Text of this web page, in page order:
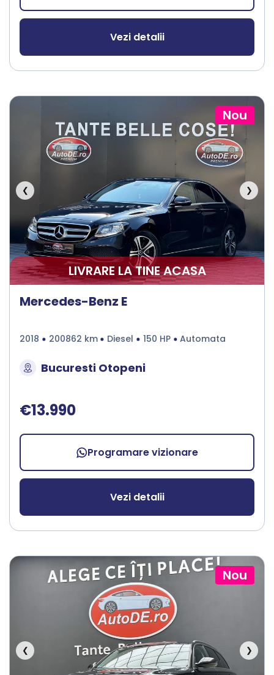
Vezi detalii
Nou
❮ ❯
LIVRARE LA TINE ACASA
Mercedes-Benz E
2018 200862 km Diesel 150 HP Automata
Bucuresti Otopeni
€13.990
Programare vizionare
Vezi detalii
Nou
❮ ❯